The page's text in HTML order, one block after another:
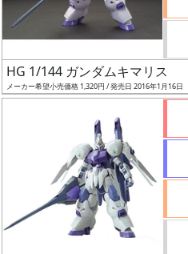
開
始
前
抽
復
HG 1/144 ガンダムキマリス
メーカー希望小売価格 1,320円 / 発売日 2016年1月16日